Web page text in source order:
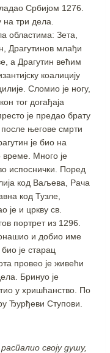
Србијом 1276.
на три дела.
областима: Зета,
Драгутинов млађи
а Драгутин већим
коалицију
Сломио је ногу,
тог догађаја
је предао брату
његове смрти
је био на
време. Много је
испоснички. Поред
код Ваљева, Рача
код Тузле,
је и цркву св.
портрет из 1296.
и добио име
је старац
провео је живећи
Бринуо је
у хришћанство. По
Ђурђеви Ступови.
своју душу,